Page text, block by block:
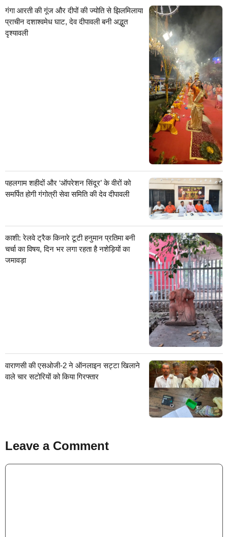
गंगा आरती की गूंज और दीपों की ज्योति से झिलमिलाया
प्राचीन दशाश्वमेध घाट, देव दीपावली बनी अद्भुत
दृश्यावली
पहलगाम शहीदों और ‘ऑपरेशन सिंदूर’ के वीरों को
समर्पित होगी गंगोत्री सेवा समिति की देव दीपावली
काशी: रेलवे ट्रैक किनारे टूटी हनुमान प्रतिमा बनी
चर्चा का विषय, दिन भर लगा रहता है नशेड़ियों का
जमावड़ा
वाराणसी की एसओजी-2 ने ऑनलाइन सट्टा खिलाने
वाले चार सटोरियों को किया गिरफ्तार
Leave a Comment
Comment